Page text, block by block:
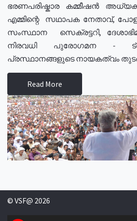
ഭരണപരിഷ്കാര കമ്മീഷൻ
എമ്മിന്റെ സഥാപക നേതാവ്,
സംസ്ഥാന സെക്രട്ടറി,
നിരവധി പുരോഗമന -
പ്രസ്ഥാനങ്ങളുടെ നായകത്വം
Read More
© VSF@ 2026